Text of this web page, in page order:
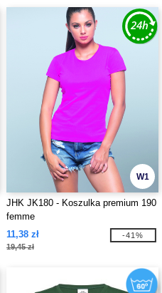
W1
JHK JK180 - Koszulka premium 190
femme
11,38 zł
19,45 zł
-41%